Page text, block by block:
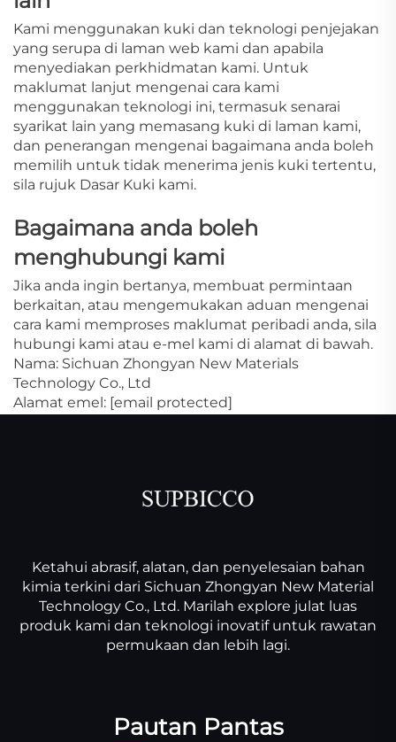
Kami menggunakan kuki dan teknologi penjejakan
yang serupa di laman web kami dan apabila
menyediakan perkhidmatan kami. Untuk
maklumat lanjut mengenai cara kami
menggunakan teknologi ini, termasuk senarai
syarikat lain yang memasang kuki di laman kami,
dan penerangan mengenai bagaimana anda boleh
memilih untuk tidak menerima jenis kuki tertentu,
sila rujuk Dasar Kuki kami.
Bagaimana anda boleh
menghubungi kami
Jika anda ingin bertanya, membuat permintaan
berkaitan, atau mengemukakan aduan mengenai
cara kami memproses maklumat peribadi anda, sila
hubungi kami atau e-mel kami di alamat di bawah.
Nama: Sichuan Zhongyan New Materials
Technology Co., Ltd
Alamat emel: [email protected]
Ketahui abrasif, alatan, dan penyelesaian bahan
kimia terkini dari Sichuan Zhongyan New Material
Technology Co., Ltd. Marilah explore julat luas
produk kami dan teknologi inovatif untuk rawatan
permukaan dan lebih lagi.
Pautan Pantas